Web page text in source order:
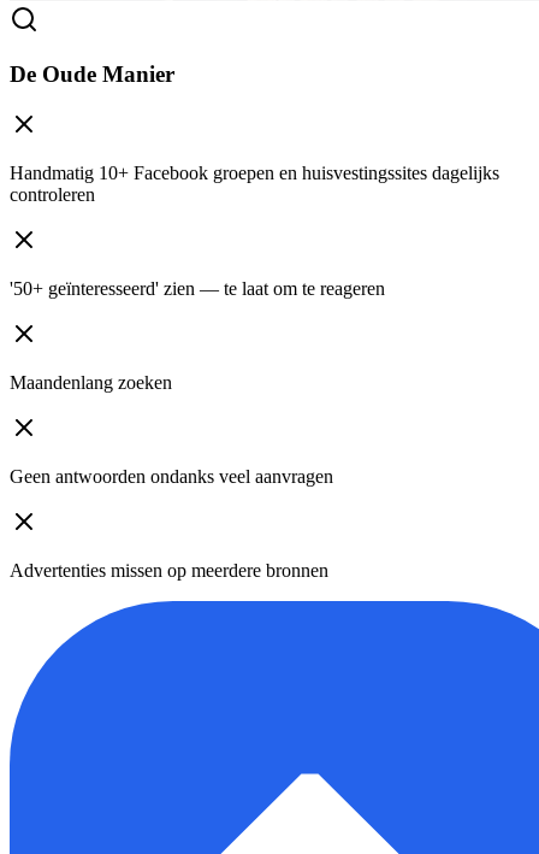
De Oude Manier
Handmatig 10+ Facebook groepen en huisvestingssites dagelijks
controleren
'50+ geïnteresseerd' zien — te laat om te reageren
Maandenlang zoeken
Geen antwoorden ondanks veel aanvragen
Advertenties missen op meerdere bronnen